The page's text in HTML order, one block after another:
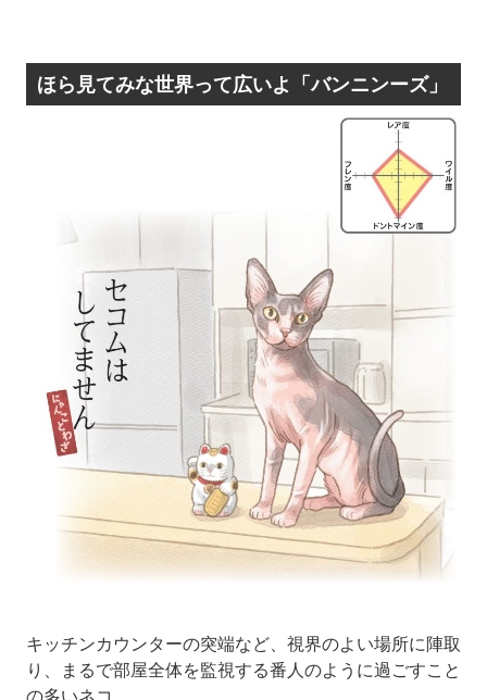
ほら見てみな世界って広いよ「バンニンーズ」
キッチンカウンターの突端など、視界のよい場所に陣取
り、まるで部屋全体を監視する番人のように過ごすこと